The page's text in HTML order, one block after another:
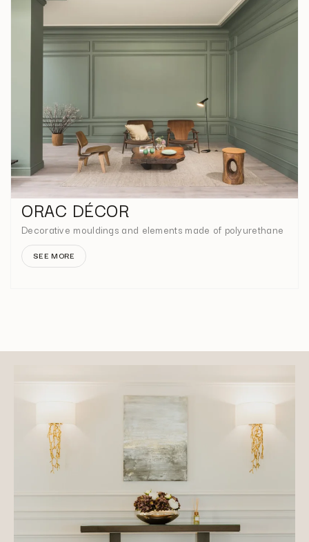
ORAC DÉCOR
Decorative mouldings and elements made of polyurethane
SEE MORE